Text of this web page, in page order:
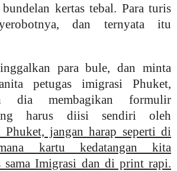
kertas tebal. Para turis
dan ternyata itu
para bule, dan minta
petugas imigrasi Phuket,
dia membagikan formulir
harus diisi sendiri oleh
Phuket, jangan harap seperti di
kartu kedatangan kita
sama Imigrasi dan di print rapi.